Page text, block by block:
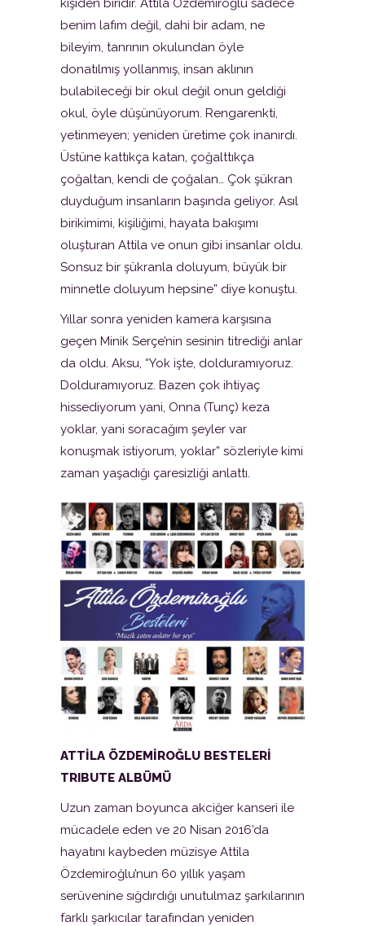
benim lafım değil, dahi bir adam, ne
bileyim, tanrının okulundan öyle
donatılmış yollanmış, insan aklının
bulabileceği bir okul değil onun geldiği
okul, öyle düşünüyorum. Rengarenkti,
yetinmeyen; yeniden üretime çok inanırdı.
Üstüne kattıkça katan, çoğalttıkça
çoğaltan, kendi de çoğalan… Çok şükran
duyduğum insanların başında geliyor. Asıl
birikimimi, kişiliğimi, hayata bakışımı
oluşturan Attila ve onun gibi insanlar oldu.
Sonsuz bir şükranla doluyum, büyük bir
minnetle doluyum hepsine” diye konuştu.
Yıllar sonra yeniden kamera karşısına
geçen Minik Serçe’nin sesinin titrediği anlar
da oldu. Aksu, “Yok işte, dolduramıyoruz.
Dolduramıyoruz. Bazen çok ihtiyaç
hissediyorum yani, Onna (Tunç) keza
yoklar, yani soracağım şeyler var
konuşmak istiyorum, yoklar” sözleriyle kimi
zaman yaşadığı çaresizliği anlattı.
ATTİLA ÖZDEMİROĞLU BESTELERİ
TRIBUTE ALBÜMÜ
Uzun zaman boyunca akciğer kanseri ile
mücadele eden ve 20 Nisan 2016’da
hayatını kaybeden müzisye Attila
Özdemiroğlu’nun 60 yıllık yaşam
serüvenine sığdırdığı unutulmaz şarkılarının
farklı şarkıcılar tarafından yeniden